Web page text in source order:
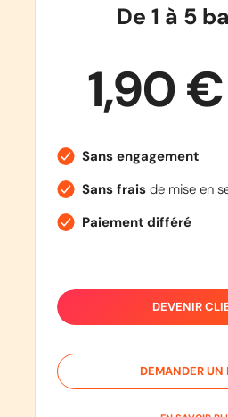
De 1 à 5
1,90 €
Sans engagement
Sans fraisde mise en
Paiement différé
DEVENIR
DEMANDER UN